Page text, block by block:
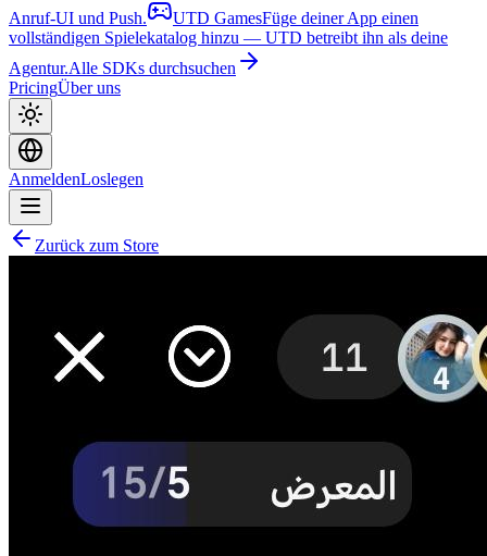
Anruf-UI und Push.
UTD GamesFüge deiner App einen
vollständigen Spielekatalog hinzu — UTD betreibt ihn als deine
Agentur.Alle SDKs durchsuchen
PricingÜber uns
AnmeldenLoslegen
Zurück zum Store